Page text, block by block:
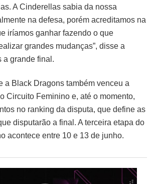
A Cinderellas sabia da nossa
na defesa, porém acreditamos na
iríamos ganhar fazendo o que
grandes mudanças”, disse a
a grande final.
a Black Dragons também venceu a
Circuito Feminino e, até o momento,
no ranking da disputa, que define as
disputarão a final. A terceira etapa do
acontece entre 10 e 13 de junho.